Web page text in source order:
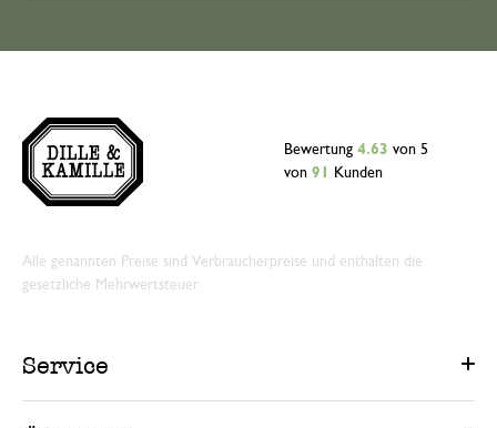
Bewertung 4.63 von 5
von 91 Kunden
Alle genannten Preise sind Verbraucherpreise und enthalten die
gesetzliche Mehrwertsteuer.
Service